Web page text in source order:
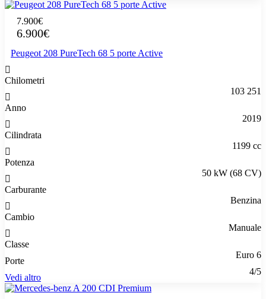
7.900€
6.900€
Peugeot 208 PureTech 68 5 porte Active
Chilometri
103 251
Anno
2019
Cilindrata
1199 cc
Potenza
50 kW (68 CV)
Carburante
Benzina
Cambio
Manuale
Classe
Euro 6
Porte
4/5
Vedi altro